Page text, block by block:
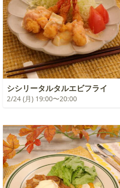
シシリータルタルエビフライ
2/24 (月) 19:00〜20:00